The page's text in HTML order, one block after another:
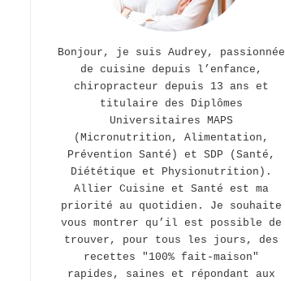
Bonjour, je suis Audrey, passionnée
de cuisine depuis l’enfance,
chiropracteur depuis 13 ans et
titulaire des Diplômes
Universitaires MAPS
(Micronutrition, Alimentation,
Prévention Santé) et SDP (Santé,
Diététique et Physionutrition).
Allier Cuisine et Santé est ma
priorité au quotidien. Je souhaite
vous montrer qu’il est possible de
trouver, pour tous les jours, des
recettes "100% fait-maison"
rapides, saines et répondant aux